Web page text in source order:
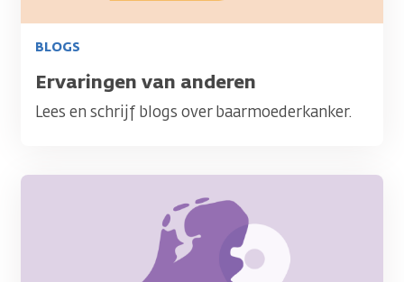
BLOGS
Titel
Ervaringen van anderen
Lees en schrijf blogs over baarmoederkanker.
Afbeelding